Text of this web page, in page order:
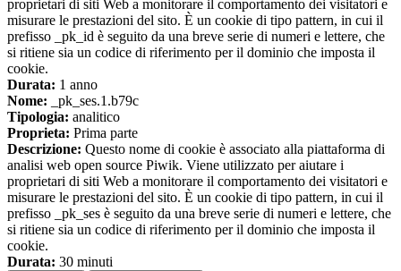
proprietari di siti Web a monitorare il comportamento dei visitatori e
misurare le prestazioni del sito. È un cookie di tipo pattern, in cui il
prefisso _pk_id è seguito da una breve serie di numeri e lettere, che
si ritiene sia un codice di riferimento per il dominio che imposta il
cookie.
Durata: 1 anno
Nome: _pk_ses.1.b79c
Tipologia: analitico
Proprieta: Prima parte
Descrizione: Questo nome di cookie è associato alla piattaforma di
analisi web open source Piwik. Viene utilizzato per aiutare i
proprietari di siti Web a monitorare il comportamento dei visitatori e
misurare le prestazioni del sito. È un cookie di tipo pattern, in cui il
prefisso _pk_ses è seguito da una breve serie di numeri e lettere, che
si ritiene sia un codice di riferimento per il dominio che imposta il
cookie.
Durata: 30 minuti